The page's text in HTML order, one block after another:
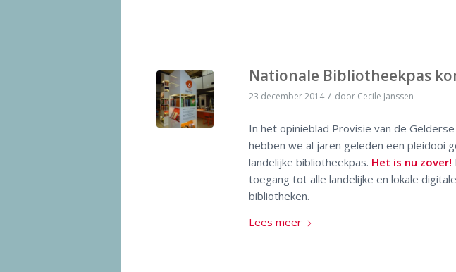
Nationale Bibliotheekpas
23 december 2014 / door Cecile Janssen
In het opinieblad Provisie van de
hebben we al jaren geleden een pleidooi
landelijke bibliotheekpas. Het is nu zover!
toegang tot alle landelijke en lokale
bibliotheken.
Lees meer